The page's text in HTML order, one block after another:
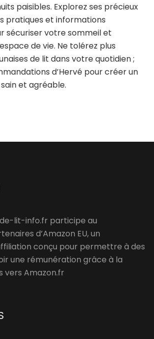
paisibles. Explorez ses précieux
pratiques et informations
sécuriser votre sommeil et
de vie. Ne tolérez plus
de lit dans votre quotidien ;
d’Hervé pour créer un
et agréable.
lit-info.fr participe au
d’Amazon EU, un
conçu pour permettre à des
une rémunération grâce à la
vers Amazon.fr